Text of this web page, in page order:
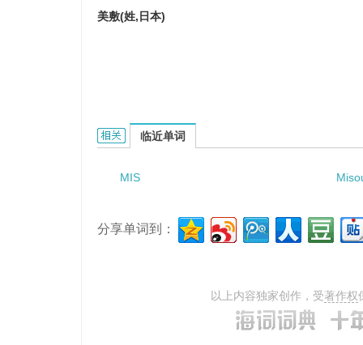
美敷(姓,日本)
Mishiki的相关资料：
临近单词
MIS
分享单词到：
以上内容独家创作，受著作权